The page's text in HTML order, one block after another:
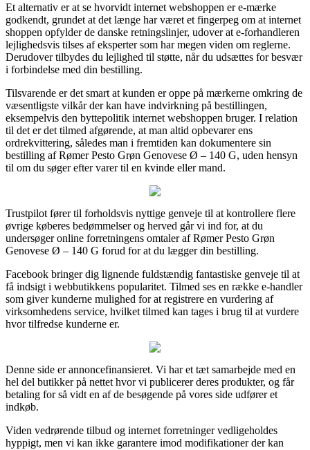
Et alternativ er at se hvorvidt internet webshoppen er e-mærke
godkendt, grundet at det længe har været et fingerpeg om at internet
shoppen opfylder de danske retningslinjer, udover at e-forhandleren
lejlighedsvis tilses af eksperter som har megen viden om reglerne.
Derudover tilbydes du lejlighed til støtte, når du udsættes for besvær
i forbindelse med din bestilling.
Tilsvarende er det smart at kunden er oppe på mærkerne omkring de
væsentligste vilkår der kan have indvirkning på bestillingen,
eksempelvis den byttepolitik internet webshoppen bruger. I relation
til det er det tilmed afgørende, at man altid opbevarer ens
ordrekvittering, således man i fremtiden kan dokumentere sin
bestilling af Rømer Pesto Grøn Genovese Ø – 140 G, uden hensyn
til om du søger efter varer til en kvinde eller mand.
Trustpilot fører til forholdsvis nyttige genveje til at kontrollere flere
øvrige køberes bedømmelser og herved går vi ind for, at du
undersøger online forretningens omtaler af Rømer Pesto Grøn
Genovese Ø – 140 G forud for at du lægger din bestilling.
Facebook bringer dig lignende fuldstændig fantastiske genveje til at
få indsigt i webbutikkens popularitet. Tilmed ses en række e-handler
som giver kunderne mulighed for at registrere en vurdering af
virksomhedens service, hvilket tilmed kan tages i brug til at vurdere
hvor tilfredse kunderne er.
Denne side er annoncefinansieret. Vi har et tæt samarbejde med en
hel del butikker på nettet hvor vi publicerer deres produkter, og får
betaling for så vidt en af de besøgende på vores side udfører et
indkøb.
Viden vedrørende tilbud og internet forretninger vedligeholdes
hyppigt, men vi kan ikke garantere imod modifikationer der kan